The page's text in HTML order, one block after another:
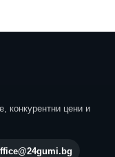
конкурентни цени и